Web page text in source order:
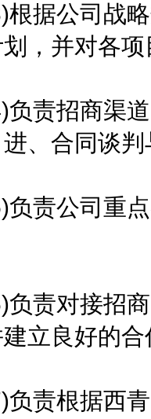
公司战略
，并对各
招商渠道
进、合同谈
公司重点
对接招商
立良好的
根据西青